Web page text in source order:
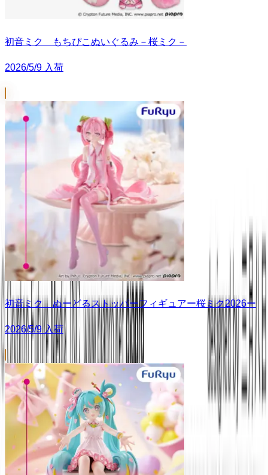
初音ミク もちぴこぬいぐるみ－桜ミク－
2026/5/9 入荷
初音ミク ぬーどるストッパーフィギュアー桜ミク2026ー
2026/5/9 入荷